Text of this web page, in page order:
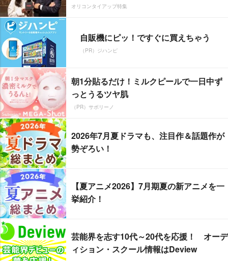
オリコンタイアップ特集
自販機にピッ！ですぐに買えちゃう
（PR）ジハンピ
朝1分貼るだけ！ミルクピールで一日中ず
っとうるツヤ肌
（PR）サボリーノ
2026年7月夏ドラマも、注目作＆話題作が
勢ぞろい！
【夏アニメ2026】7月期夏の新アニメを一
挙紹介！
芸能界を志す10代～20代を応援！ オーデ
ィション・スクール情報はDeview